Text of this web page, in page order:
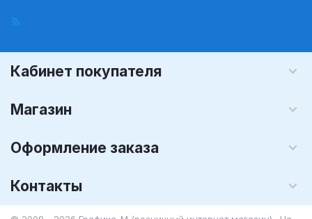
Кабинет покупателя
Магазин
Оформление заказа
Контакты